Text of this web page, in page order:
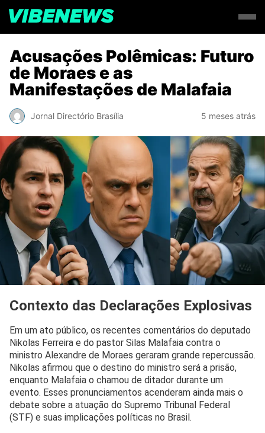
Acusações Polêmicas: Futuro
de Moraes e as
Manifestações de Malafaia
Jornal Directório Brasília 5 meses atrás
Contexto das Declarações Explosivas
Em um ato público, os recentes comentários do deputado
Nikolas Ferreira e do pastor Silas Malafaia contra o
ministro Alexandre de Moraes geraram grande repercussão.
Nikolas afirmou que o destino do ministro será a prisão,
enquanto Malafaia o chamou de ditador durante um
evento. Esses pronunciamentos acenderam ainda mais o
debate sobre a atuação do Supremo Tribunal Federal
(STF) e suas implicações políticas no Brasil.